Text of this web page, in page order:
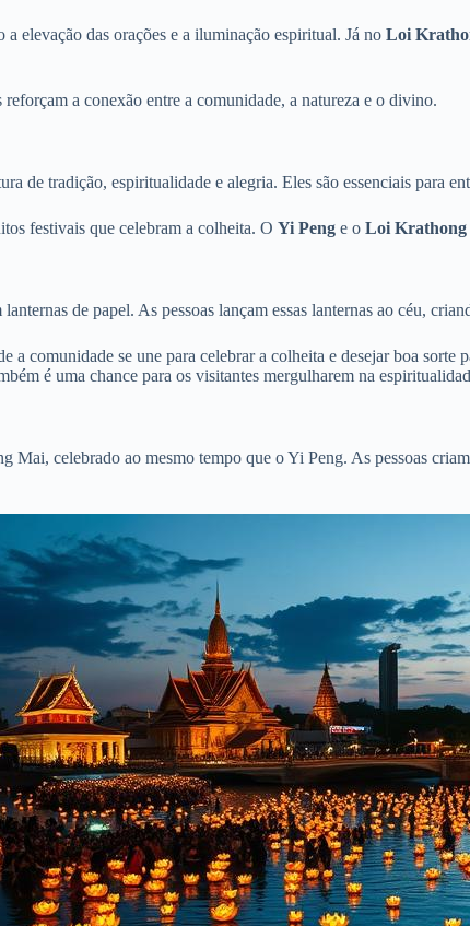
elevação das orações e a iluminação espiritual. Já no Loi
reforçam a conexão entre a comunidade, a natureza e o divino.
de tradição, espiritualidade e alegria. Eles são essenciais para
festivais que celebram a colheita. O Yi Peng e o Loi Krathong
de papel. As pessoas lançam essas lanternas ao céu,
comunidade se une para celebrar a colheita e desejar boa sorte
é uma chance para os visitantes mergulharem na
Mai, celebrado ao mesmo tempo que o Yi Peng. As pessoas